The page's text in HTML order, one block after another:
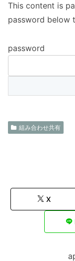
This content is
password below
password
組み合わせ共有
X